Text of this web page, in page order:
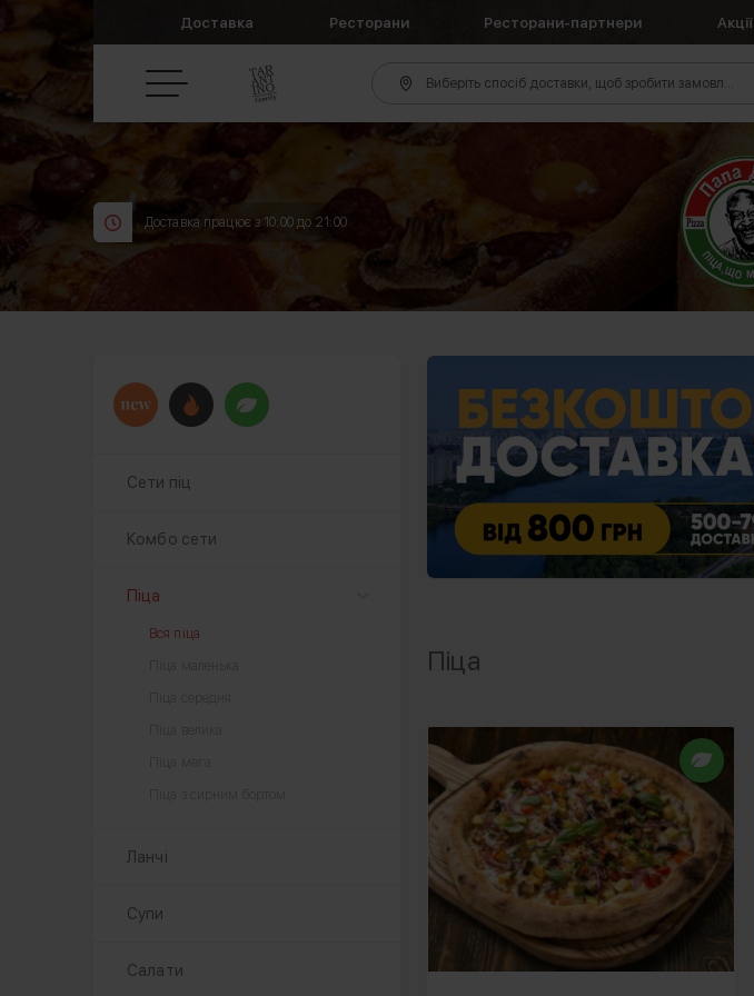
Доставка Ресторани Ресторани-партнери Акції
Виберіть спосіб доставки, щоб зробити замовлення
Доставка працює з 10:00 до 21:00
Сети піц
Комбо сети
Піца
Вся піца
Ланчі
Супи
Салати
Піца